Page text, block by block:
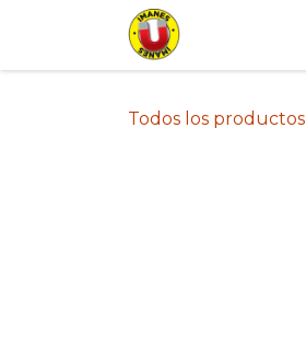
Todos los productos